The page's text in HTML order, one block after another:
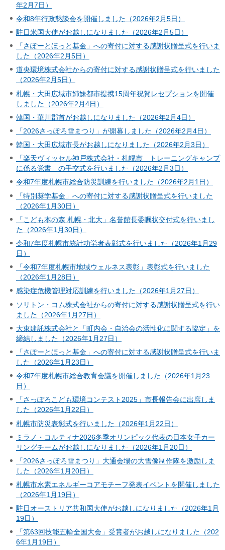
年2月7日）
令和8年行政懇談会を開催しました（2026年2月5日）
駐日米国大使がお越しになりました（2026年2月5日）
「さぽーとほっと基金」への寄付に対する感謝状贈呈式を行いま
した（2026年2月5日）
道央環境株式会社からの寄付に対する感謝状贈呈式を行いました
（2026年2月5日）
札幌・大田広域市姉妹都市提携15周年祝賀レセプションを開催
しました（2026年2月4日）
韓国・華川郡首がお越しになりました（2026年2月4日）
「2026さっぽろ雪まつり」が開幕しました（2026年2月4日）
韓国・大田広域市長がお越しになりました（2026年2月3日）
「楽天ヴィッセル神戸株式会社・札幌市 トレーニングキャンプ
に係る覚書」の手交式を行いました（2026年2月3日）
令和7年度札幌市総合防災訓練を行いました（2026年2月1日）
「特別奨学基金」への寄付に対する感謝状贈呈式を行いました
（2026年1月30日）
「こども本の森 札幌・北大」名誉館長委嘱状交付式を行いまし
た（2026年1月30日）
令和7年度札幌市統計功労者表彰式を行いました（2026年1月29
日）
「令和7年度札幌市地域ウェルネス表彰」表彰式を行いました
（2026年1月28日）
感染症危機管理対応訓練を行いました（2026年1月27日）
ソリトン・コム株式会社からの寄付に対する感謝状贈呈式を行い
ました（2026年1月27日）
大東建託株式会社と「町内会・自治会の活性化に関する協定」を
締結しました（2026年1月27日）
「さぽーとほっと基金」への寄付に対する感謝状贈呈式を行いま
した（2026年1月23日）
令和7年度札幌市総合教育会議を開催しました（2026年1月23
日）
「さっぽろこども環境コンテスト2025」市長報告会に出席しま
した（2026年1月22日）
札幌市防災表彰式を行いました（2026年1月22日）
ミラノ・コルティナ2026冬季オリンピック代表の日本女子カー
リングチームがお越しになりました（2026年1月20日）
「2026さっぽろ雪まつり」大通会場の大雪像制作隊を激励しま
した（2026年1月20日）
札幌市水素エネルギーコアモチーフ発表イベントを開催しました
（2026年1月19日）
駐日オーストリア共和国大使がお越しになりました（2026年1月
19日）
「第63回技能五輪全国大会」受賞者がお越しになりました（202
6年1月19日）